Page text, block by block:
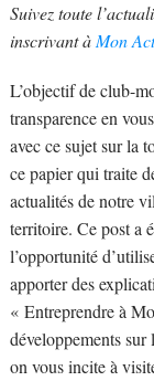
Suivez toute
inscrivant àMon
L’objectif de club-
transparence en
avec ce sujet sur la
ce papier qui traite
actualités de notre
territoire. Ce post a
l’opportunité
apporter des
« Entreprendre à
développements
on vous incite à